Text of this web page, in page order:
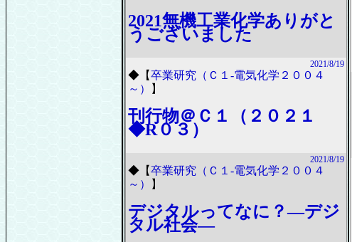
2021無機工業化学ありがと
うございました
2021/8/19
◆ 【卒業研究（Ｃ１-電気化学２００４
～）
】
刊行物＠Ｃ１（２０２１
◆R０３）
2021/8/19
◆ 【卒業研究（Ｃ１-電気化学２００４
～）
】
デジタルってなに？―デジ
タル社会―